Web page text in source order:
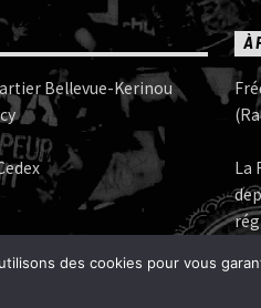
Bellevue-Kerinou
05 07 96
À
La
des cookies pour vous